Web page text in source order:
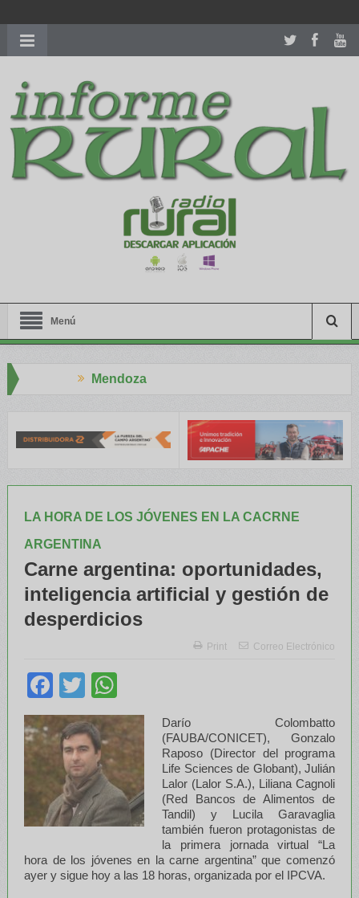
richardmillereplica
women.patekphilippe.tofor sale in usa recognized command with
dining room table ceremony. welcome to our
perfectwatches.is
shop. best youngsexdoll.comwith professional customer
services. 1: 1 design high
https://reallydiamond.com/
Menú
LA HORA DE LOS JÓVENES EN LA CACRNE
ARGENTINA
Carne argentina: oportunidades,
inteligencia artificial y gestión de
desperdicios
Print Correo Electrónico
Facebook
Twitter
Darío Colombatto
(FAUBA/CONICET), Gonzalo
Raposo (Director del programa
Life Sciences de Globant), Julián
Lalor (Lalor S.A.), Liliana Cagnoli
(Red Bancos de Alimentos de
Tandil) y Lucila Garavaglia
también fueron protagonistas de
la primera jornada virtual “La
hora de los jóvenes en la carne argentina” que comenzó
ayer y sigue hoy a las 18 horas, organizada por el IPCVA.